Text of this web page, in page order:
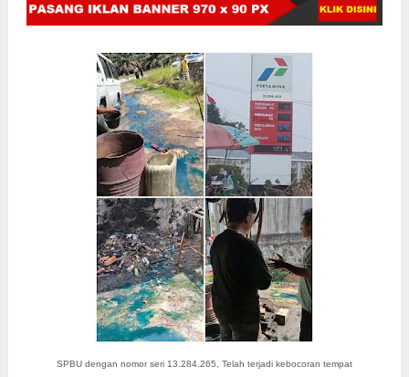
SPBU dengan nomor seri 13.284.265, Telah terjadi kebocoran tempat